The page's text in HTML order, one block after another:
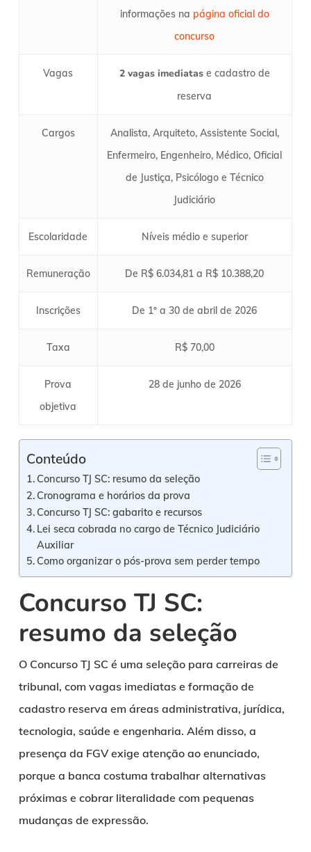
informações na página oficial do
concurso
Vagas 2 vagas imediatase cadastro de
reserva
Cargos
Analista, Arquiteto, Assistente Social,
Enfermeiro, Engenheiro, Médico, Oficial
de Justiça, Psicólogo e Técnico
Judiciário
Escolaridade Níveis médio e superior
Remuneração De R$ 6.034,81 a R$ 10.388,20
Inscrições De 1º a 30 de abril de 2026
Taxa R$ 70,00
Prova
objetiva
28 de junho de 2026
Conteúdo
Concurso TJ SC: resumo da seleção
Cronograma e horários da prova
Concurso TJ SC: gabarito e recursos
Lei seca cobrada no cargo de Técnico Judiciário
Auxiliar
Como organizar o pós-prova sem perder tempo
Concurso TJ SC:
resumo da seleção
O Concurso TJ SC é uma seleção para carreiras de
tribunal, com vagas imediatas e formação de
cadastro reserva em áreas administrativa, jurídica,
tecnologia, saúde e engenharia. Além disso, a
presença da FGV exige atenção ao enunciado,
porque a banca costuma trabalhar alternativas
próximas e cobrar literalidade com pequenas
mudanças de expressão.